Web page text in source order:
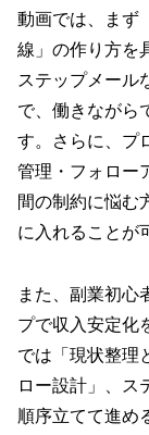
動画では、まず
線」の作り方を
ステップメール
で、働きながら
す。さらに、プ
管理・フォロー
間の制約に悩む
に入れることが
また、副業初心
プで収入安定化
では「現状整理
ロー設計」、ス
順序立てて進め